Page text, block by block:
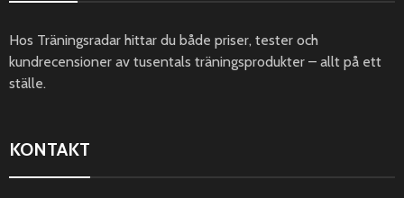
Hos Träningsradar hittar du både priser, tester och
kundrecensioner av tusentals träningsprodukter – allt på ett
ställe.
KONTAKT